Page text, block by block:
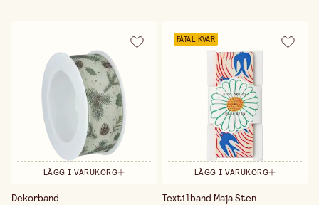
LÄGG I VARUKORG
Dekorband
FÅTAL KVAR
LÄGG I VARUKORG
Textilband Maja Sten